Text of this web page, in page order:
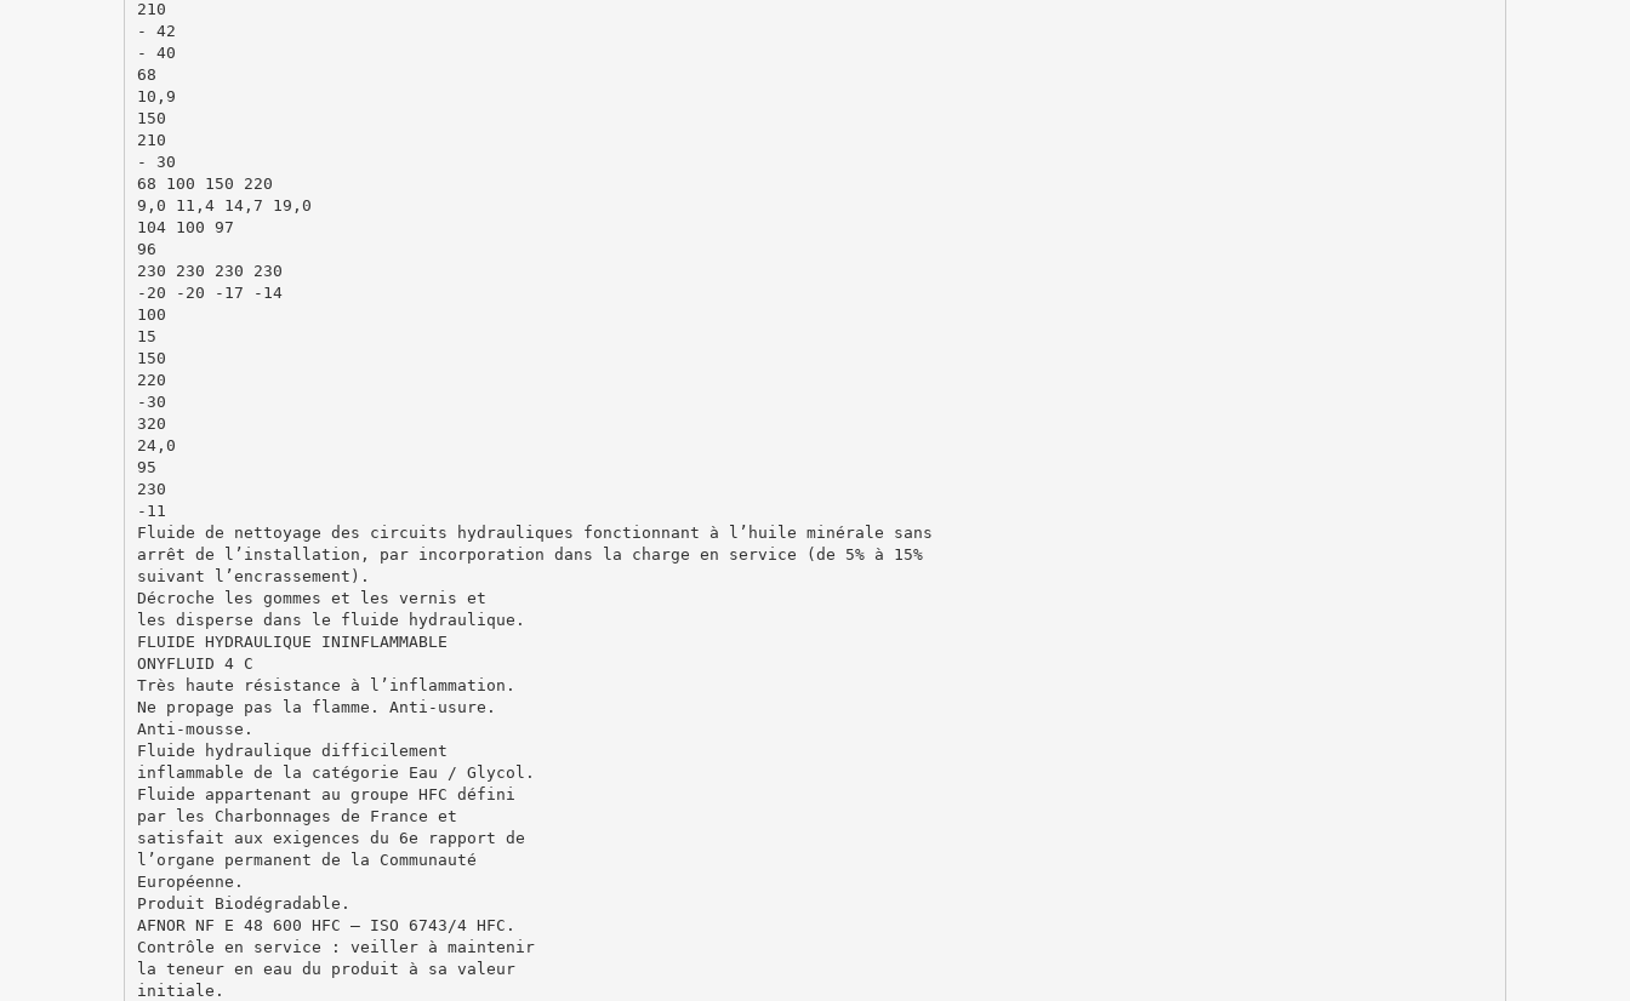
210
- 42
- 40
68
10,9
150
210
- 30
68 100 150 220
9,0 11,4 14,7 19,0
104 100 97
96
230 230 230 230
-20 -20 -17 -14
100
15
150
220
-30
320
24,0
95
230
-11
Fluide de nettoyage des circuits hydrauliques fonctionnant à l’huile minérale sans
arrêt de l’installation, par incorporation dans la charge en service (de 5% à 15%
suivant l’encrassement).
Décroche les gommes et les vernis et
les disperse dans le fluide hydraulique.
FLUIDE HYDRAULIQUE ININFLAMMABLE
ONYFLUID 4 C
Très haute résistance à l’inflammation.
Ne propage pas la flamme. Anti-usure.
Anti-mousse.
Fluide hydraulique difficilement
inflammable de la catégorie Eau / Glycol.
Fluide appartenant au groupe HFC défini
par les Charbonnages de France et
satisfait aux exigences du 6e rapport de
l’organe permanent de la Communauté
Européenne.
Produit Biodégradable.
AFNOR NF E 48 600 HFC – ISO 6743/4 HFC.
Contrôle en service : veiller à maintenir
la teneur en eau du produit à sa valeur
initiale.